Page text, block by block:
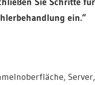
ein.“
Server,